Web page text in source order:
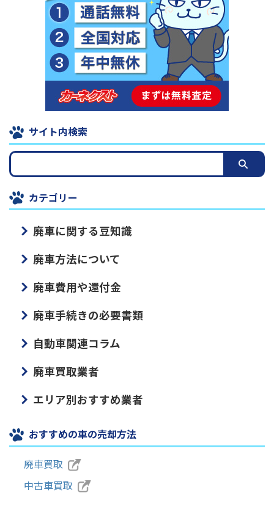
サイト内検索
カテゴリー
廃車に関する豆知識
廃車方法について
廃車費用や還付金
廃車手続きの必要書類
自動車関連コラム
廃車買取業者
エリア別おすすめ業者
おすすめの車の売却方法
廃車買取
中古車買取